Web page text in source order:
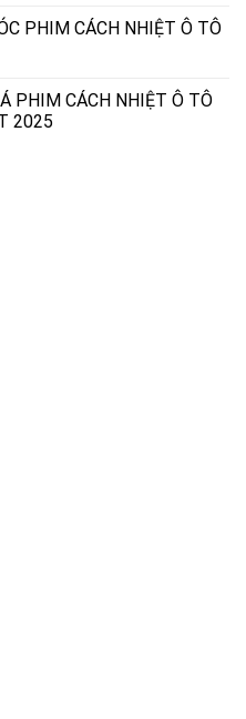
PHIM CÁCH NHIỆT Ô TÔ
PHIM CÁCH NHIỆT Ô TÔ
2025